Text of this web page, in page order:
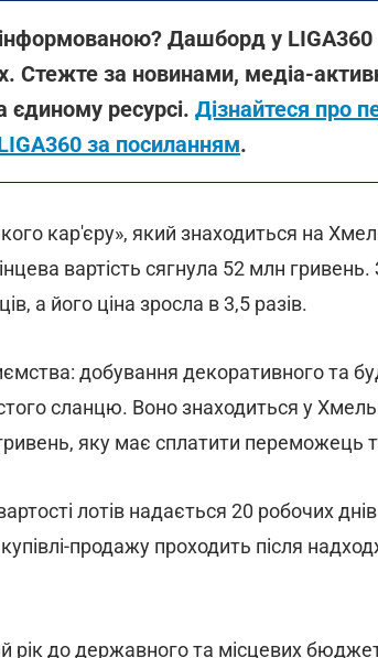
Дашборд у LIGA360
Стежте за новинами, медіа-
ресурсі. Дізнайтеся про
за посиланням.
кар'єру», який знаходиться на
вартість сягнула 52 млн
а його ціна зросла в 3,5 разів.
добування декоративного та
сланцю. Воно знаходиться у
яку має сплатити переможець
лотів надається 20 робочих
продажу проходить після
до державного та місцевих